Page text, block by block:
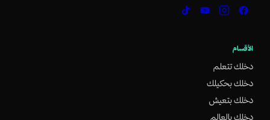
الأقسام
دخلك تتعلم
دخلك بحكيلك
دخلك بتعيش
دخلك بالعالم